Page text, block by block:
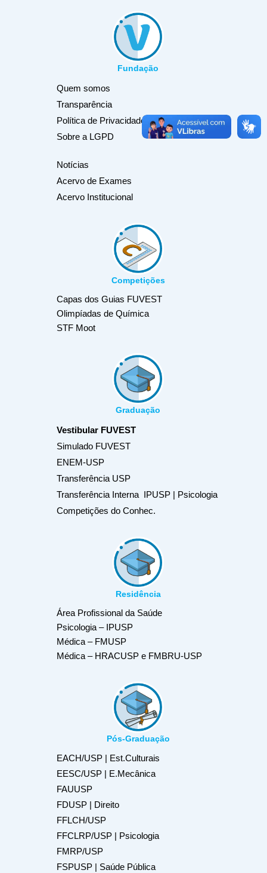
Fundação
Quem somos
Transparência
Política de Privacidade
Sobre a LGPD
Notícias
Acervo de Exames
Acervo Institucional
Competições
Capas dos Guias FUVEST
Olimpíadas de Química
STF Moot
Graduação
Vestibular FUVEST
Simulado FUVEST
ENEM-USP
Transferência USP
Transferência Interna IPUSP | Psicologia
Competições do Conhec.
Residência
Área Profissional da Saúde
Psicologia – IPUSP
Médica – FMUSP
Médica – HRACUSP e FMBRU-USP
Pós-Graduação
EACH/USP | Est.Culturais
EESC/USP | E.Mecânica
FAUUSP
FDUSP | Direito
FFLCH/USP
FFCLRP/USP | Psicologia
FMRP/USP
FSPUSP | Saúde Pública